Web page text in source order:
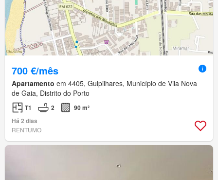
700 €/mês
Apartamento em 4405, Gulpilhares, Município de Vila Nova
de Gaia, Distrito do Porto
T1 2
90 m²
Há 2 dias
RENTUMO